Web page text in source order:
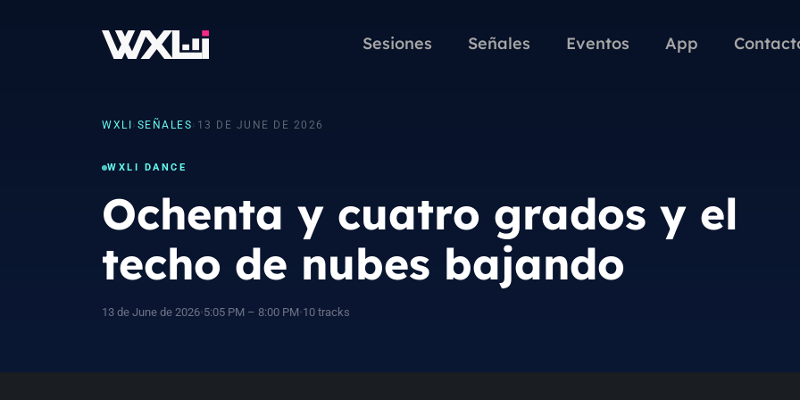
Sesiones Señales Eventos App
WXLI › SEÑALES › 13 DE JUNE DE 2026
WXLI DANCE
Ochenta y cuatro grados y el
techo de nubes bajando
13 de June de 2026•5:05 PM – 8:00 PM•10 tracks